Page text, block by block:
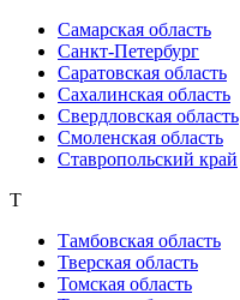
Самарская область
Санкт-Петербург
Саратовская область
Сахалинская область
Свердловская область
Смоленская область
Ставропольский край
Т
Тамбовская область
Тверская область
Томская область